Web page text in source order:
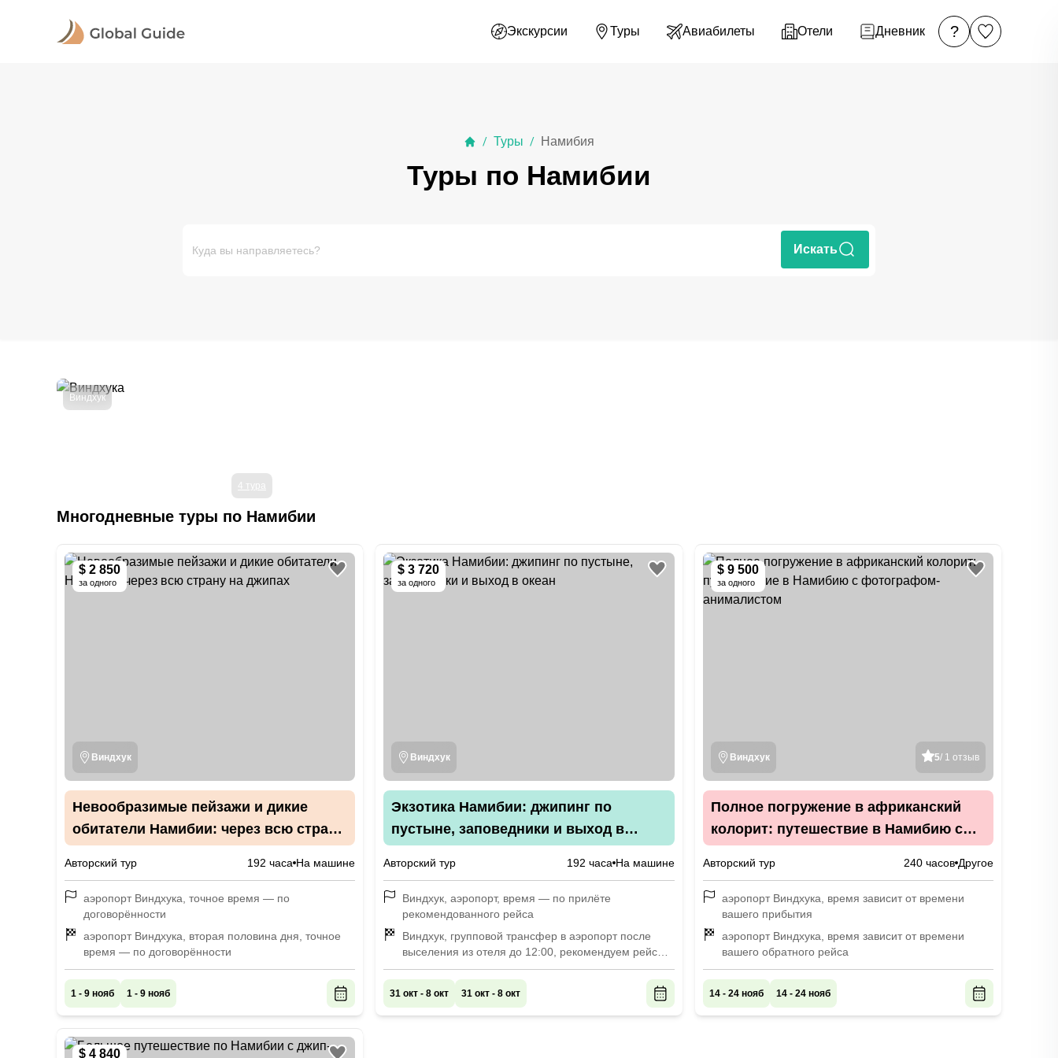
Экскурсии Туры Авиабилеты Отели Дневник ?
/ Туры / Намибия
Туры по Намибии
Искать
Виндхук
4 тура
Многодневные туры по Намибии
$ 2 850
за одного
Виндхук
Невообразимые пейзажи и дикие
обитатели Намибии: через всю страну
Авторский тур 192 часа На машине
аэропорт Виндхука, точное время — по
договорённости
аэропорт Виндхука, вторая половина дня, точное
время — по договорённости
1 - 9 нояб 1 - 9 нояб
$ 3 720
за одного
Виндхук
Экзотика Намибии: джипинг по
пустыне, заповедники и выход в
Авторский тур 192 часа На машине
Виндхук, аэропорт, время — по прилёте
рекомендованного рейса
Виндхук, групповой трансфер в аэропорт после
выселения из отеля до 12:00, рекомендуем рейсы
до 18:00
31 окт - 8 окт 31 окт - 8 окт
$ 9 500
за одного
5/ 1 отзыв
Виндхук
Полное погружение в африканский
колорит: путешествие в Намибию с
Авторский тур 240 часов Другое
аэропорт Виндхука, время зависит от времени
вашего прибытия
аэропорт Виндхука, время зависит от времени
вашего обратного рейса
14 - 24 нояб 14 - 24 нояб
$ 4 840